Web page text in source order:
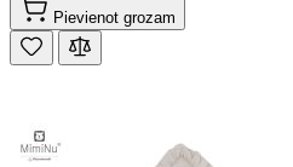
Pievienot grozam